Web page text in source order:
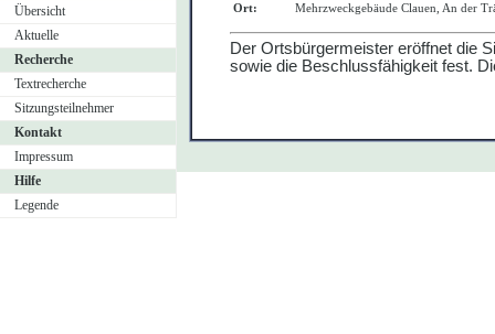
Übersicht
Aktuelle
Recherche
Textrecherche
Sitzungsteilnehmer
Kontakt
Impressum
Hilfe
Legende
Ort:
Mehrzweckgebäude Clauen, An der
Der Ortsbürgermeister eröffnet die
sowie die Beschlussfähigkeit fest.